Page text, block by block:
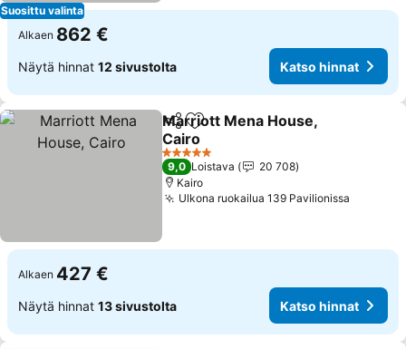
Suosittu valinta
Alkaen 862 €
Näytä hinnat 12 sivustolta Katso hinnat
Jaa Lisää suosikkeihin
Marriott Mena House,
Cairo
Katso hinnat
5 Tähtiluokitus
9,0 Loistava
20 708
Kairo
Ulkona ruokailua 139 Pavilionissa
Alkaen 427 €
Näytä hinnat 13 sivustolta Katso hinnat